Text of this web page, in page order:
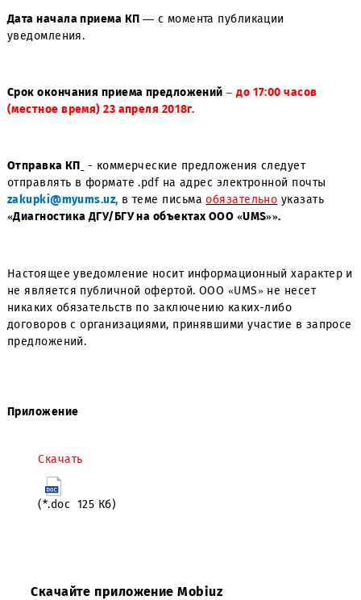
Закупочной Документации, которая является
приложением к настоящему Уведомлению.
Дата начала приема КП —с момента публикации
Срок окончания приема предложений–до 17:00 часов
(местное время) 23 апреля 2018г.
Отправка КП - коммерческие предложения следует
отправлять в формате .pdf на адрес электронной
zakupki@myums.uz,в теме письма обязательно
«Диагностика ДГУ/БГУ на объектах OOO «UMS» ».
не является публичной офертой. ООО «UMS» не несет
предложений.